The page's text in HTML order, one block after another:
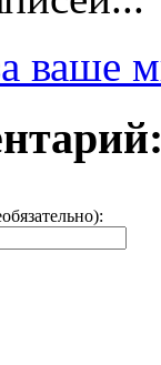
ваше